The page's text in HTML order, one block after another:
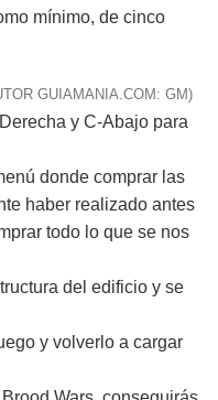
mínimo, de cinco
GUIAMANIA.COM: GM)
y C-Abajo para
donde comprar las
haber realizado antes
todo lo que se nos
del edificio y se
y volverlo a cargar